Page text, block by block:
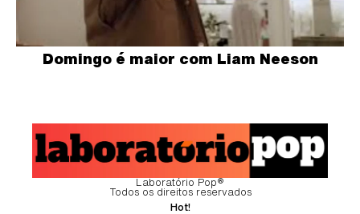
Domingo é maior com Liam Neeson
Laboratório Pop®
Todos os direitos reservados
Hot!